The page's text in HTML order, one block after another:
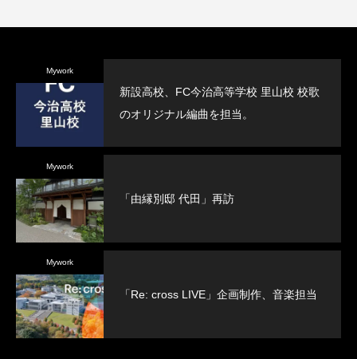
Mywork
新設高校、FC今治高等学校 里山校 校歌
のオリジナル編曲を担当。
Mywork
「由縁別邸 代田」再訪
Mywork
「Re: cross LIVE」企画制作、音楽担当